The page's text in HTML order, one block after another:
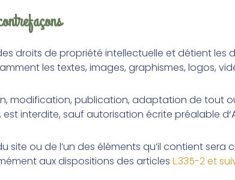
droits de propriété intellectuelle et détient les
les textes, images, graphismes, logos,
modification, publication, adaptation de tout
interdite, sauf autorisation écrite préalable d‘
site ou de l’un des éléments qu’il contient sera
aux dispositions des articles L.335-2 et